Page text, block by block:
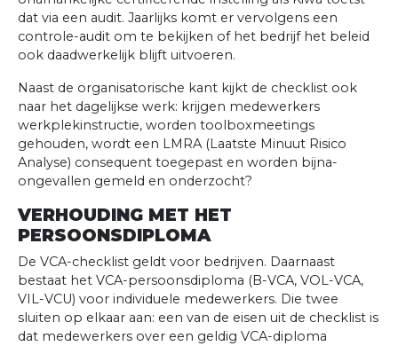
dat via een audit. Jaarlijks komt er vervolgens een
controle-audit om te bekijken of het bedrijf het beleid
ook daadwerkelijk blijft uitvoeren.
Naast de organisatorische kant kijkt de checklist ook
naar het dagelijkse werk: krijgen medewerkers
werkplekinstructie, worden toolboxmeetings
gehouden, wordt een LMRA (Laatste Minuut Risico
Analyse) consequent toegepast en worden bijna-
ongevallen gemeld en onderzocht?
VERHOUDING MET HET
PERSOONSDIPLOMA
De VCA-checklist geldt voor bedrijven. Daarnaast
bestaat het VCA-persoonsdiploma (B-VCA, VOL-VCA,
VIL-VCU) voor individuele medewerkers. Die twee
sluiten op elkaar aan: een van de eisen uit de checklist is
dat medewerkers over een geldig VCA-diploma